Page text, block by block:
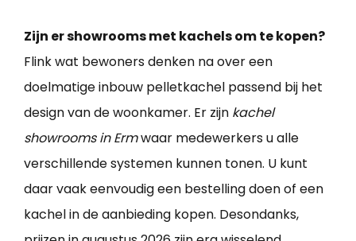
Zijn er showrooms met kachels om te kopen?
Flink wat bewoners denken na over een
doelmatige inbouw pelletkachel passend bij het
design van de woonkamer. Er zijn kachel
showrooms in Ermwaar medewerkers u alle
verschillende systemen kunnen tonen. U kunt
daar vaak eenvoudig een bestelling doen of een
kachel in de aanbieding kopen. Desondanks,